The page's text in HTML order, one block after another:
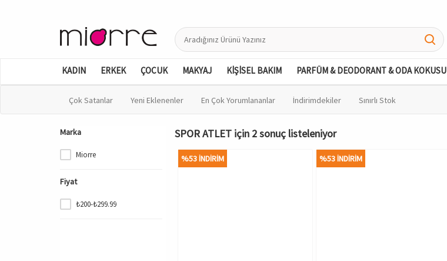
KADIN ERKEK ÇOCUK MAKYAJ KİŞİSEL BAKIM PARFÜM & DEODORANT & ODA KOKUSU
Çok Satanlar Yeni Eklenenler En Çok Yorumlananlar İndirimdekiler Sınırlı Stok
Marka
Miorre
Fiyat
₺200-₺299.99
SPOR ATLET için 2 sonuç listeleniyor
%53 İNDİRİM %53 İNDİRİM